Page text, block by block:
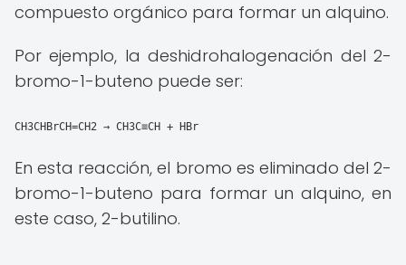
compuesto orgánico para formar un alquino.
Por ejemplo, la deshidrohalogenación del 2-
bromo-1-buteno puede ser:
CH3CHBrCH=CH2 → CH3C≡CH + HBr
En esta reacción, el bromo es eliminado del 2-
bromo-1-buteno para formar un alquino, en
este caso, 2-butilino.